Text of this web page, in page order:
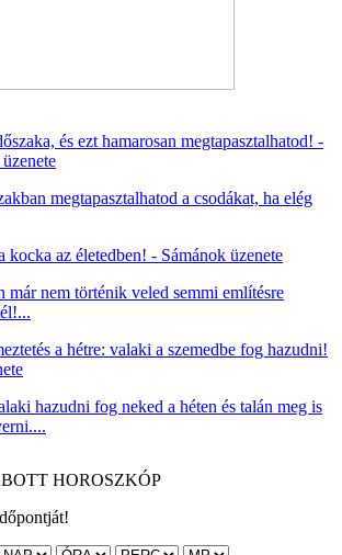
és ezt hamarosan megtapasztalhatod! -
megtapasztalhatod a csodákat, ha elég
kocka az életedben! - Sámánok üzenete
már nem történik veled semmi említésre
a hétre: valaki a szemedbe fog hazudni!
hazudni fog neked a héten és talán meg is
HOROSZKÓP